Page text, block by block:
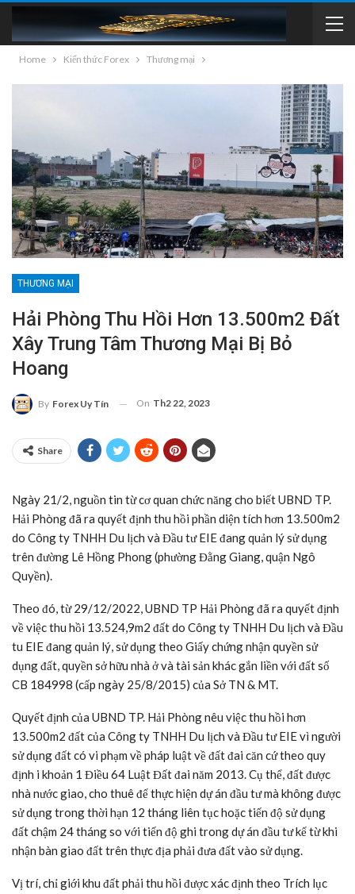
Home Kiến thức Forex Thương mại
THƯƠNG MẠI
Hải Phòng Thu Hồi Hơn 13.500m2 Đất
Xây Trung Tâm Thương Mại Bị Bỏ
Hoang
By Forex Uy Tín On Th2 22, 2023
Share
Ngày 21/2, nguồn tin từ cơ quan chức năng cho biết UBND TP.
Hải Phòng đã ra quyết định thu hồi phần diện tích hơn 13.500m2
do Công ty TNHH Du lịch và Đầu tư EIE đang quản lý sử dụng
trên đường Lê Hồng Phong (phường Đằng Giang, quận Ngô
Quyền).
Theo đó, từ 29/12/2022, UBND TP Hải Phòng đã ra quyết định
về việc thu hồi 13.524,9m2 đất do Công ty TNHH Du lịch và Đầu
tu EIE đang quản lý, sử dụng theo Giấy chứng nhận quyền sử
dụng đất, quyền sở hữu nhà ở và tài sản khác gắn liền với đất số
CB 184998 (cấp ngày 25/8/2015) của Sở TN & MT.
Quyết định của UBND TP. Hải Phòng nêu việc thu hồi hơn
13.500m2 đất của Công ty TNHH Du lịch và Đầu tư EIE vì người
sử dụng đất có vi phạm về pháp luật về đất đai căn cứ theo quy
định i khoản 1 Điều 64 Luật Đất đai năm 2013. Cụ thể, đất được
nhà nước giao, cho thuê để thực hiện dự án đầu tư mà không được
sử dụng trong thời hạn 12 tháng liên tục hoặc tiến độ sử dụng
đất chậm 24 tháng so với tiến độ ghi trong dự án đầu tư kể từ khi
nhận bàn giao đất trên thực địa phải đưa đất vào sử dụng.
Vị trí, chỉ giới khu đất phải thu hồi được xác định theo Trích lục